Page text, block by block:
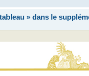
» dans le